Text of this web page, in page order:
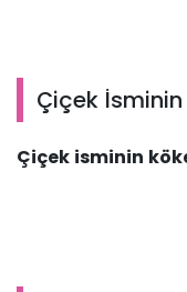
Çiçek
Çiçek isminin